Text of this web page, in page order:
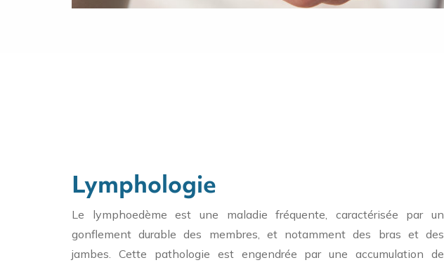
Lymphologie
Le lymphoedème est une maladie fréquente, caractérisée par un
gonflement durable des membres, et notamment des bras et des
jambes. Cette pathologie est engendrée par une accumulation de